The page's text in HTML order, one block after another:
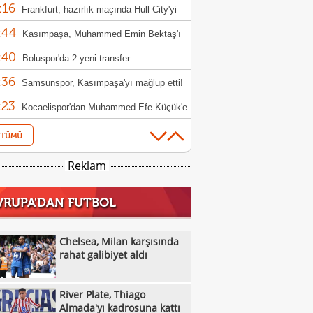
açıklama!
Frankfurt, hazırlık maçında Hull City'yi
etti!Kasımpaşa, Muhammed Emin Bektaş'ı
Boluspor'da 2 yeni transfer
Samsunspor, Kasımpaşa'yı mağlup etti!
Kocaelispor'dan Muhammed Efe Küçük'e
imzaChelsea, Milan karşısında rahat galibiyet
River Plate, Thiago Almada'yı kadrosuna
ettiLionel Messi'nin babası Jorge Messi
Ferran Torres PSG yolunda! 50 milyon
transfer
Berkan Kutlu Konyaspor'a veda etti!
Salah'a Araklı'da arazi teklifi: O anlar ilgi
Reklam
FUTBOL
Chelsea, Milan karşısında
rahat galibiyet aldı
River Plate, Thiago
Almada'yı kadrosuna kattı